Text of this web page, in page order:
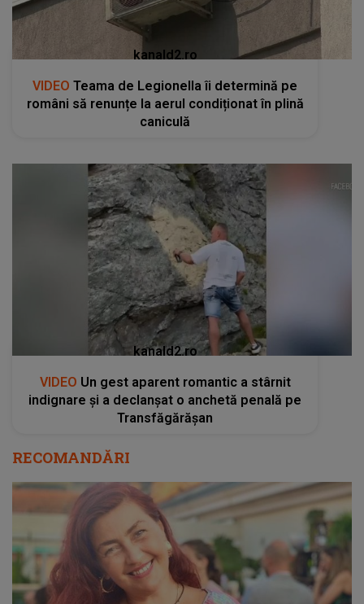
kanald2.ro
VIDEO Teama de Legionella îi determină pe
români să renunțe la aerul condiționat în plină
caniculă
kanald2.ro
VIDEO Un gest aparent romantic a stârnit
indignare și a declanșat o anchetă penală pe
Transfăgărășan
RECOMANDĂRI